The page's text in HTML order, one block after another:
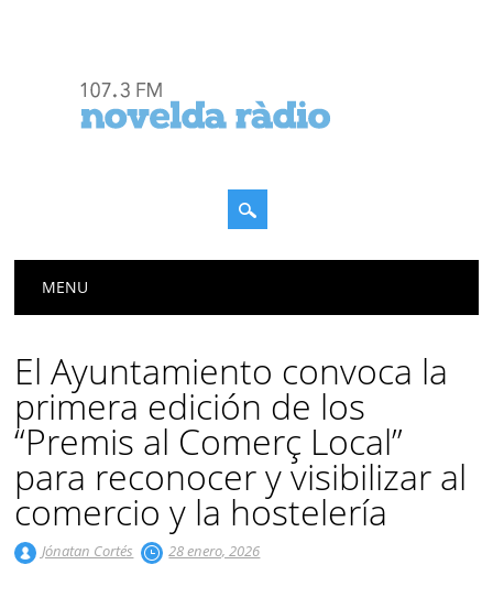
Menú principal
MENU
El Ayuntamiento convoca la
primera edición de los
“Premis al Comerç Local”
para reconocer y visibilizar al
comercio y la hostelería
Jónatan Cortés 28 enero, 2026